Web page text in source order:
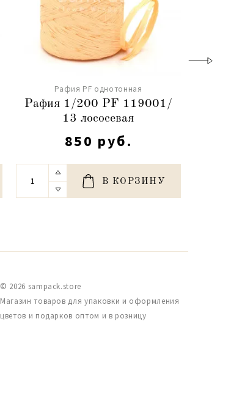
Рафия PF однотонная
Рафия 1/200 PF 119001/
13 лососевая
850 руб.
В КОРЗИНУ
© 2026 sampack.store
Магазин товаров для упаковки и оформления
цветов и подарков оптом и в розницу